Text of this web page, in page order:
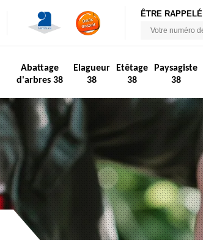
ÊTRE RAPPELÉ
Abattage
d'arbres 38
Elagueur
38
Etêtage
38
Paysagiste
38